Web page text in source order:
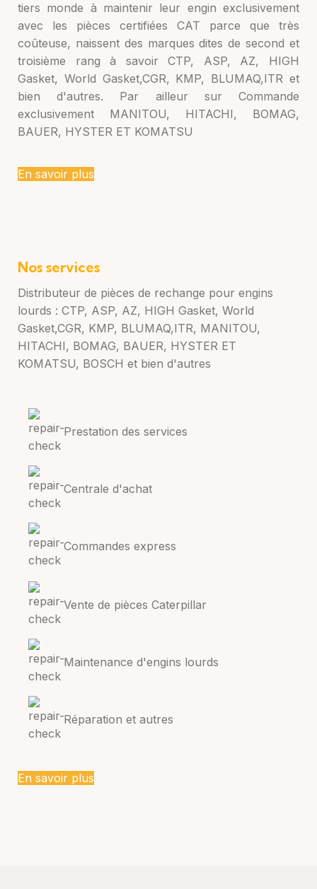
tiers monde à maintenir leur engin exclusivement
avec les pièces certifiées CAT parce que très
coûteuse, naissent des marques dites de second et
troisième rang à savoir CTP, ASP, AZ, HIGH
Gasket, World Gasket,CGR, KMP, BLUMAQ,ITR et
bien d'autres. Par ailleur sur Commande
exclusivement MANITOU, HITACHI, BOMAG,
BAUER, HYSTER ET KOMATSU
En savoir plus
Nos services
Distributeur de pièces de rechange pour engins
lourds : CTP, ASP, AZ, HIGH Gasket, World
Gasket,CGR, KMP, BLUMAQ,ITR, MANITOU,
HITACHI, BOMAG, BAUER, HYSTER ET
KOMATSU, BOSCH et bien d'autres
Prestation des services
Centrale d'achat
Commandes express
Vente de pièces Caterpillar
Maintenance d'engins lourds
Réparation et autres
En savoir plus